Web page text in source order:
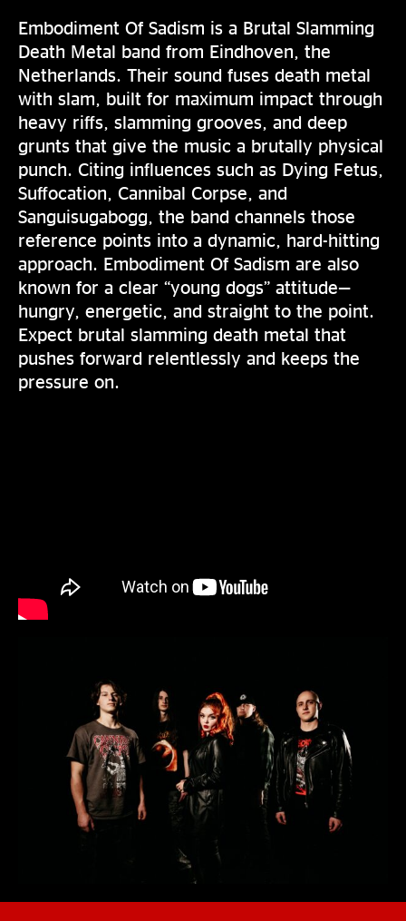
Embodiment Of Sadism is a Brutal Slamming
Death Metal band from Eindhoven, the
Netherlands. Their sound fuses death metal
with slam, built for maximum impact through
heavy riffs, slamming grooves, and deep
grunts that give the music a brutally physical
punch. Citing influences such as Dying Fetus,
Suffocation, Cannibal Corpse, and
Sanguisugabogg, the band channels those
reference points into a dynamic, hard-hitting
approach. Embodiment Of Sadism are also
known for a clear “young dogs” attitude—
hungry, energetic, and straight to the point.
Expect brutal slamming death metal that
pushes forward relentlessly and keeps the
pressure on.